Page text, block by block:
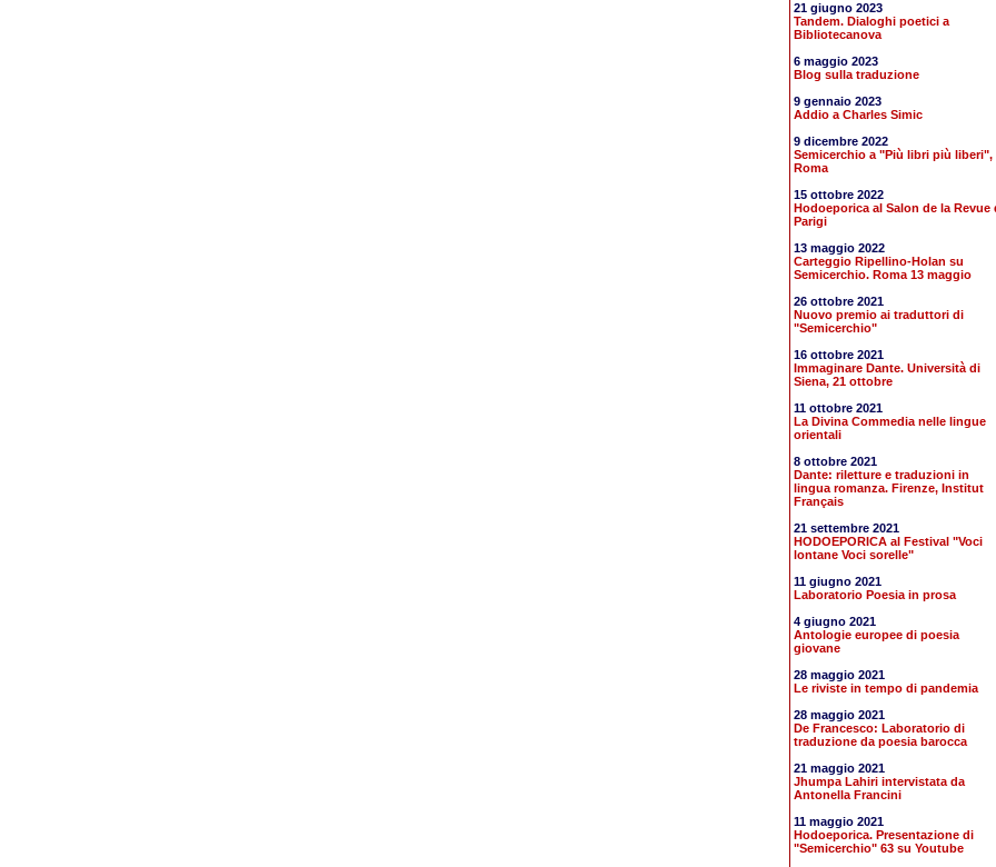
21 giugno 2023
Tandem. Dialoghi poetici a
Bibliotecanova
6 maggio 2023
Blog sulla traduzione
9 gennaio 2023
Addio a Charles Simic
9 dicembre 2022
Semicerchio a "Più libri più liberi",
Roma
15 ottobre 2022
Hodoeporica al Salon de la Revue
Parigi
13 maggio 2022
Carteggio Ripellino-Holan su
Semicerchio. Roma 13 maggio
26 ottobre 2021
Nuovo premio ai traduttori di
"Semicerchio"
16 ottobre 2021
Immaginare Dante. Università di
Siena, 21 ottobre
11 ottobre 2021
La Divina Commedia nelle lingue
orientali
8 ottobre 2021
Dante: riletture e traduzioni in
lingua romanza. Firenze, Institut
Français
21 settembre 2021
HODOEPORICA al Festival "Voci
lontane Voci sorelle"
11 giugno 2021
Laboratorio Poesia in prosa
4 giugno 2021
Antologie europee di poesia
giovane
28 maggio 2021
Le riviste in tempo di pandemia
28 maggio 2021
De Francesco: Laboratorio di
traduzione da poesia barocca
21 maggio 2021
Jhumpa Lahiri intervistata da
Antonella Francini
11 maggio 2021
Hodoeporica. Presentazione di
"Semicerchio" 63 su Youtube